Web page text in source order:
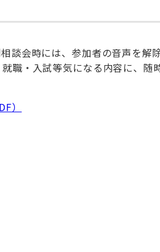
談会時には、参加者の音声を解
職・入試等気になる内容に、随
）